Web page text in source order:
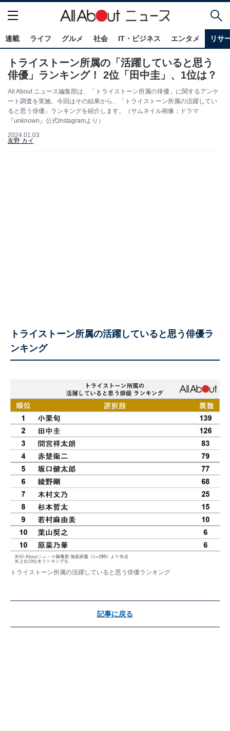
連載 ライフ グルメ 社会 IT・ビジネス エンタメ リサ
トライストーン所属の「活躍していると思う
俳優」ランキング！ 2位「田中圭」、1位は？
All About ニュース編集部は、「トライストーン所属の俳優」に関するアンケ
ート調査を実施。今回はその結果から、「トライストーン所属の活躍してい
ると思う俳優」ランキングを紹介します。（サムネイル画像：ドラマ
『unknown』公式Instagramより）
2024.01.03
友野 カイ
トライストーン所属の活躍していると思う俳優ラ
ンキング
トライストーン所属の活躍していると思う俳優ランキング
記事に戻る